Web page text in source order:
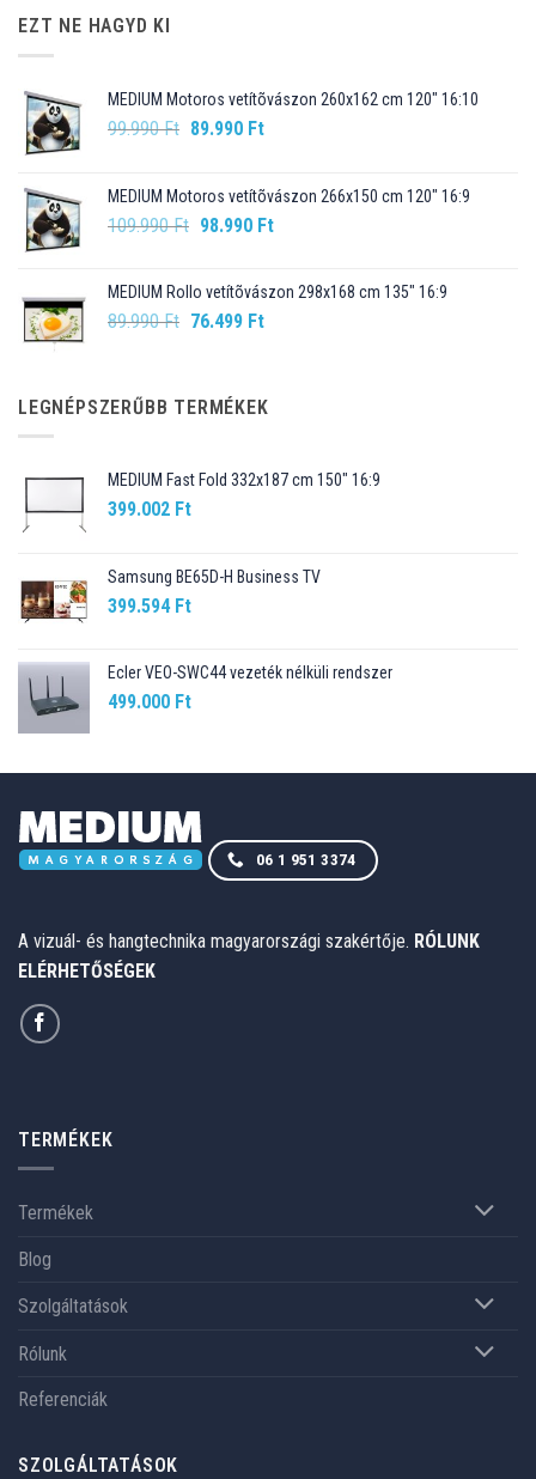
EZT NE HAGYD KI
MEDIUM Motoros vetítõvászon 260x162 cm 120" 16:10
99.990Ft Original
99.990 Ft.
89.990 FtCurrent
89.990 Ft.
MEDIUM Motoros vetítõvászon 266x150 cm 120" 16:9
109.990Ft Original
109.990 Ft.
98.990 FtCurrent
98.990 Ft.
MEDIUM Rollo vetítõvászon 298x168 cm 135" 16:9
89.990Ft Original
89.990 Ft.
76.499 FtCurrent
76.499 Ft.
LEGNÉPSZERŰBB TERMÉKEK
MEDIUM Fast Fold 332x187 cm 150" 16:9
399.002 Ft
Samsung BE65D-H Business TV
399.594 Ft
Ecler VEO-SWC44 vezeték nélküli rendszer
499.000 Ft
06 1 951 3374
A vizuál- és hangtechnika magyarországi szakértője. RÓLUNK
ELÉRHETŐSÉGEK
TERMÉKEK
Termékek
Blog
Szolgáltatások
Rólunk
Referenciák
SZOLGÁLTATÁSOK